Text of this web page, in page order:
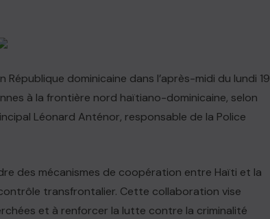
dominicaine dans l’après-midi du lundi 19
à la frontière nord haïtiano-dominicaine, selon
Léonard Anténor, responsable de la Police
des mécanismes de coopération entre Haïti et la
transfrontalier. Cette collaboration vise
et à renforcer la lutte contre la criminalité